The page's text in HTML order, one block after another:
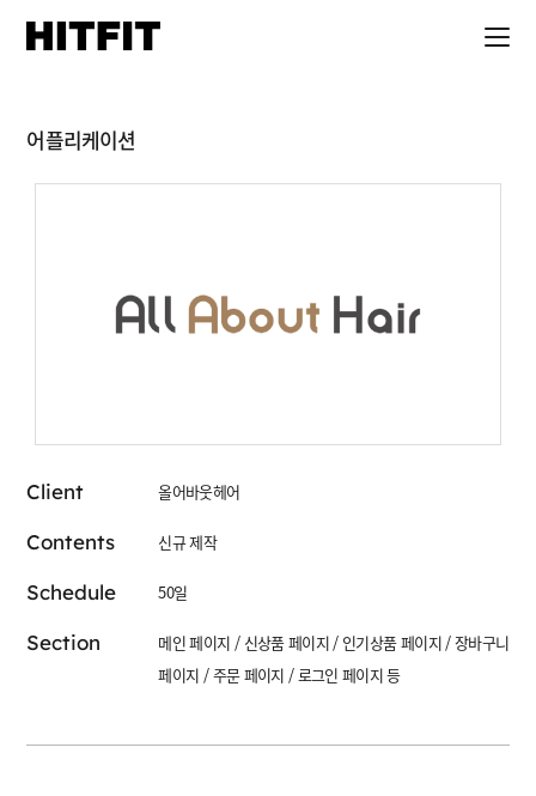
어플리케이션
Client 올어바웃헤어
Contents 신규 제작
Schedule 50일
Section
메인 페이지 / 신상품 페이지 / 인기상품 페이지 / 장바구니
페이지 / 주문 페이지 / 로그인 페이지 등